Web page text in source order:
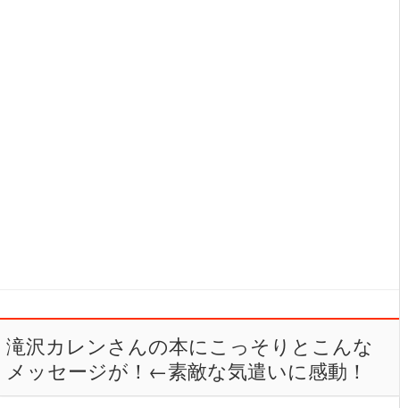
滝沢カレンさんの本にこっそりとこんな
メッセージが！←素敵な気遣いに感動！